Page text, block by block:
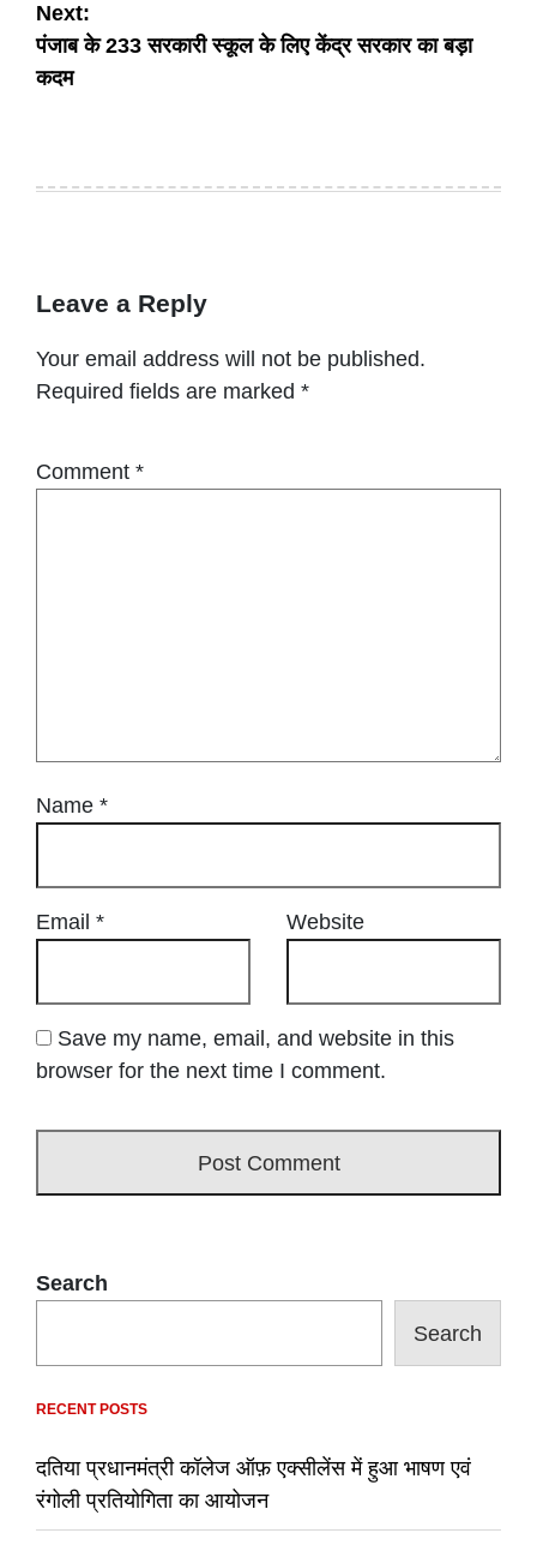
Next:
पंजाब के 233 सरकारी स्कूल के लिए केंद्र सरकार का बड़ा
कदम
Leave a Reply
Your email address will not be published.
Required fields are marked *
Comment *
Name *
Email * Website
Save my name, email, and website in this
browser for the next time I comment.
Search
Search
RECENT POSTS
दतिया प्रधानमंत्री कॉलेज ऑफ़ एक्सीलेंस में हुआ भाषण एवं
रंगोली प्रतियोगिता का आयोजन